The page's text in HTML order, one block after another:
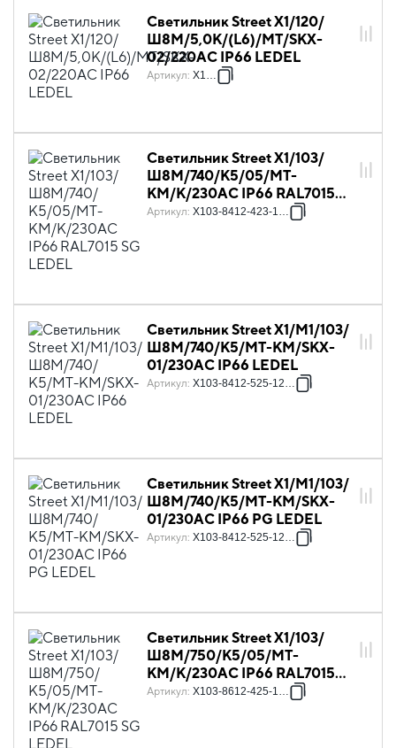
Светильник Street X1/120/
Ш8M/5,0К/(L6)/MT/SKX-
02/220AC IP66 LEDEL
Артикул: X1037
Светильник Street X1/103/
Ш8M/740/К5/05/MT-
КМ/K/230AC IP66 RAL7015
SG LEDEL
Артикул: X103-8412-423-1281
Светильник Street X1/M1/103/
Ш8M/740/К5/MT-KM/SKX-
01/230АС IP66 LEDEL
Артикул: X103-8412-525-12841
Светильник Street X1/M1/103/
Ш8M/740/К5/MT-KM/SKX-
01/230АС IP66 PG LEDEL
Артикул: X103-8412-525-12842
Светильник Street X1/103/
Ш8M/750/К5/05/MT-
КМ/K/230AC IP66 RAL7015
SG LEDEL
Артикул: X103-8612-425-1281